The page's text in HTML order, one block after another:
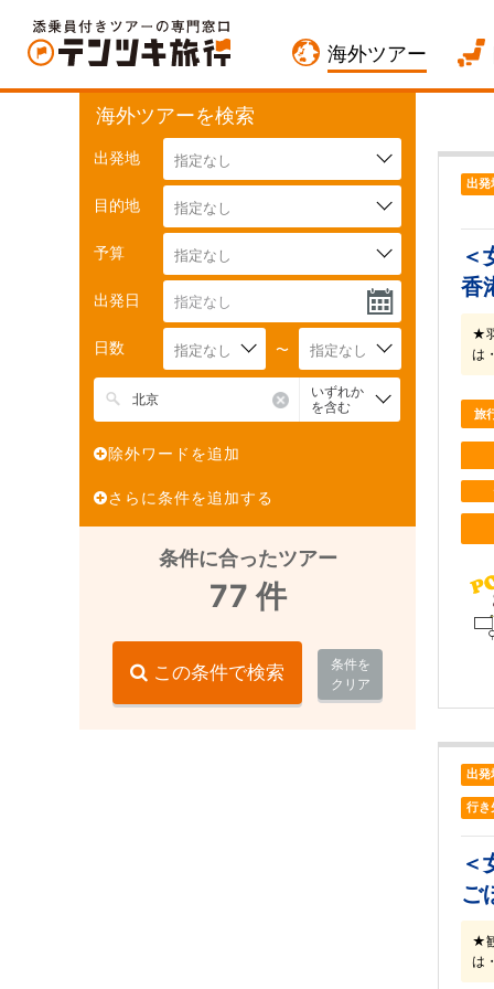
海外ツアー
海外ツアーを検索
出発地 指定なし
目的地 指定なし
予算 指定なし
出発日
日数 指定なし 〜 指定なし
いずれか
を含む
除外ワードを追加
さらに条件を追加する
条件に合ったツアー
77 件
この条件で検索
条件を
クリア
出発
＜
香
★
は
旅
出発
行き
＜
ご
★
は